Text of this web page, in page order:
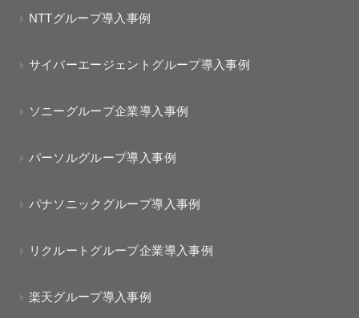
NTTグループ導入事例
サイバーエージェントグループ導入事例
ソニーグループ企業導入事例
パーソルグループ導入事例
パナソニックグループ導入事例
リクルートグループ企業導入事例
楽天グループ導入事例